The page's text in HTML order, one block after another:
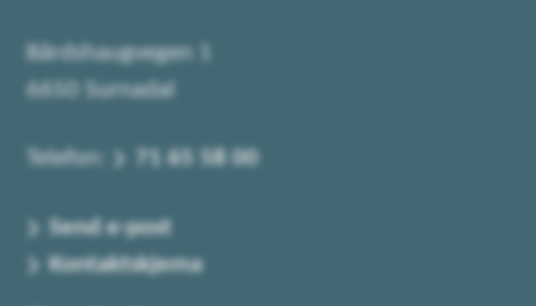
Bårdshaugvegen 1
6650 Surnadal
Telefon: 71 65 58 00
Send e-post
Kontaktskjema